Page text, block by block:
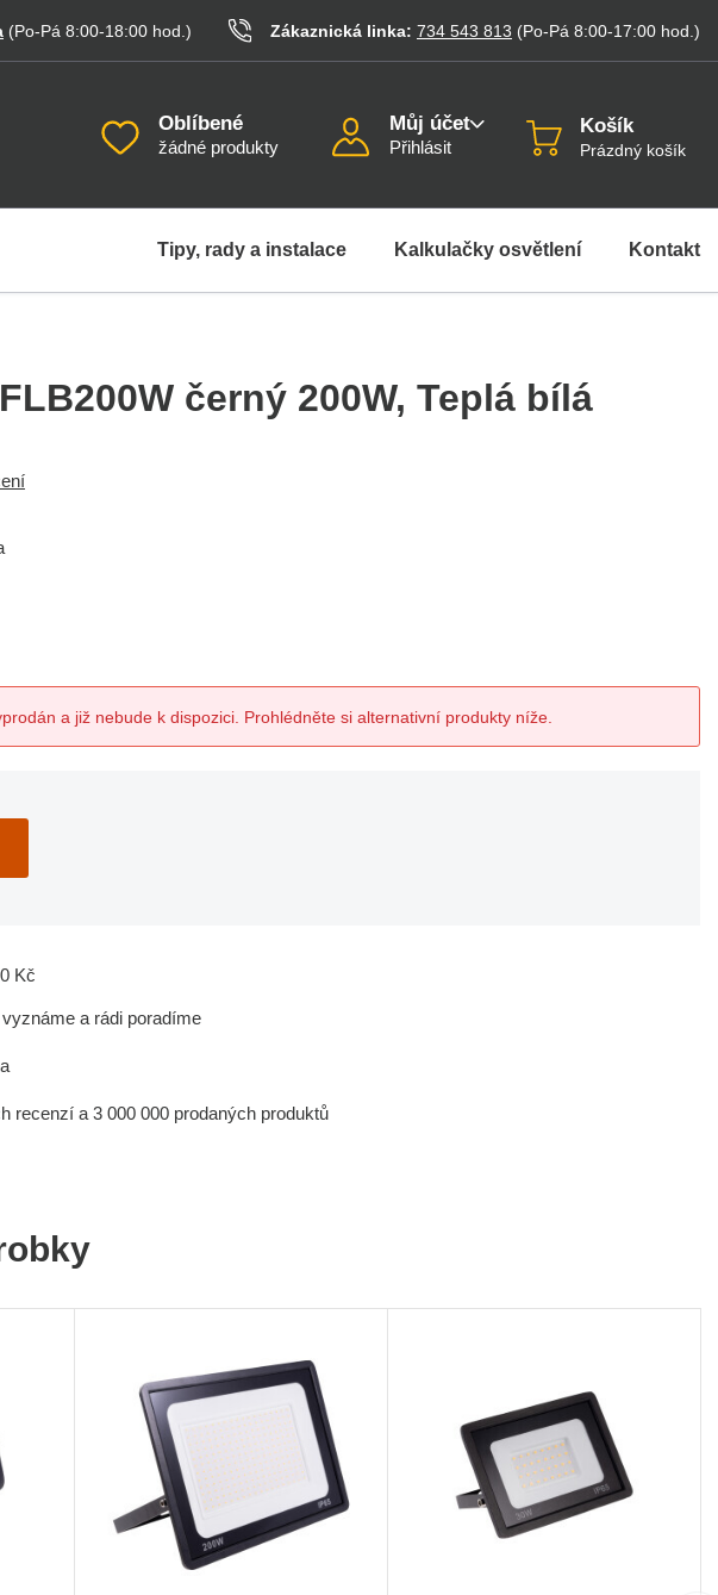
(Po-Pá 8:00-18:00 hod. ) Zákaznická linka: 734 543 813 (Po-Pá 8:00-17:00 hod. )
Oblíbené
žádné produkty
Můj účet
Přihlásit
Košík
Prázdný košík
Tipy, rady a instalace Kalkulačky osvětlení Kontakt
černý 200W, Teplá bílá
a již nebude k dispozici. Prohlédněte si alternativní produkty níže.
Kč
a rádi poradíme
recenzí a 3 000 000 prodaných produktů